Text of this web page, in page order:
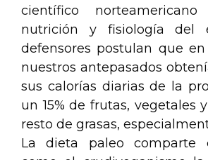
científico
nutrición y fisiología del
defensores postulan que
nuestros antepasados
sus calorías diarias de la
un 15% de frutas, vegetales
resto de grasas,
La dieta paleo comparte